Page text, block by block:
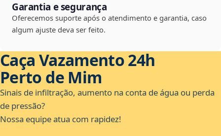
Garantia e segurança
Oferecemos suporte após o atendimento e garantia, caso
algum ajuste deva ser feito.
Caça Vazamento 24h
Perto de Mim
Sinais de infiltração, aumento na conta de água ou perda
de pressão?
Nossa equipe atua com rapidez!